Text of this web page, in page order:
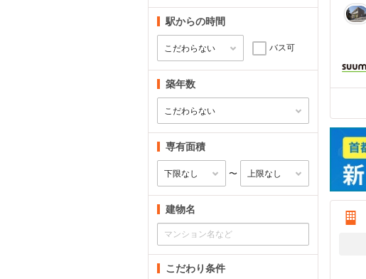
駅からの時間
バス可
築年数
専有面積
〜
建物名
こだわり条件